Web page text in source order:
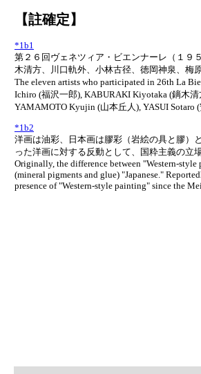
【註確定】
*1b1
第２６回ヴェネツィア・ビエンナーレ（１９
木清方、川口軌外、小林古径、徳岡神泉、梅
The eleven artists who participated in 26th La
Ichiro (福沢一郎), KABURAKI Kiyotaka (鏑木清
YAMAMOTO Kyujin (山本丘人), YASUI Sotaro
*1b2
洋画は油彩、日本画は膠彩（岩絵の具と膠）
った洋画に対する反動として、国粋主義の立
Originally, the difference between "Western-
(mineral pigments and glue) "Japanese."
presence of "Western-style painting" since the